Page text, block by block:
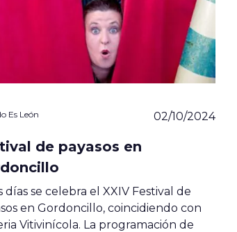
Es León 02/10/2024
de payasos en
días se celebra el XXIV Festival de
en Gordoncillo, coincidiendo con
Vitivinícola. La programación de